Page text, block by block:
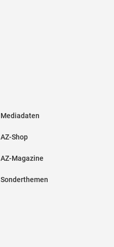
Mediadaten
AZ-Shop
AZ-Magazine
Sonderthemen